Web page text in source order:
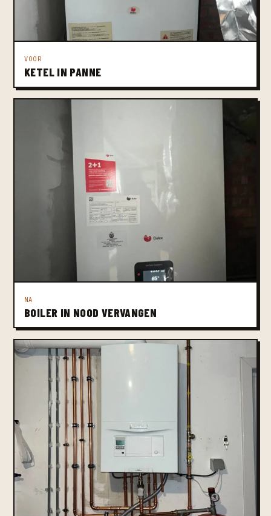
VOOR
KETEL IN PANNE
NA
BOILER IN NOOD VERVANGEN